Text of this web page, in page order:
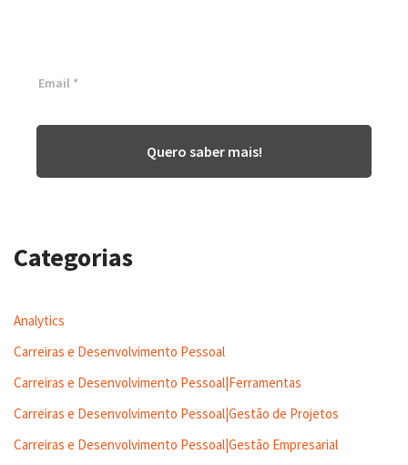
Quero saber mais!
Categorias
Analytics
Carreiras e Desenvolvimento Pessoal
Carreiras e Desenvolvimento Pessoal|Ferramentas
Carreiras e Desenvolvimento Pessoal|Gestão de Projetos
Carreiras e Desenvolvimento Pessoal|Gestão Empresarial